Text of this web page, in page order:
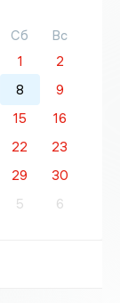
Сб
Вс
1
2
8
9
15
16
22
23
29
30
5 6